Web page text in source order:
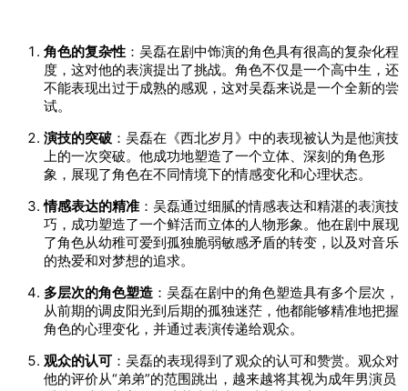
角色的复杂性 ：吴磊在剧中饰演的角色具有很高的复杂化程
度，这对他的表演提出了挑战。角色不仅是一个高中生，还
不能表现出过于成熟的感观，这对吴磊来说是一个全新的尝
试。
演技的突破 ：吴磊在《西北岁月》中的表现被认为是他演技
上的一次突破。他成功地塑造了一个立体、深刻的角色形
象，展现了角色在不同情境下的情感变化和心理状态。
情感表达的精准 ：吴磊通过细腻的情感表达和精湛的表演技
巧，成功塑造了一个鲜活而立体的人物形象。他在剧中展现
了角色从幼稚可爱到孤独脆弱敏感矛盾的转变，以及对音乐
的热爱和对梦想的追求。
多层次的角色塑造 ：吴磊在剧中的角色塑造具有多个层次，
从前期的调皮阳光到后期的孤独迷茫，他都能够精准地把握
角色的心理变化，并通过表演传递给观众。
观众的认可 ：吴磊的表现得到了观众的认可和赞赏。观众对
他的评价从“弟弟”的范围跳出，越来越将其视为成年男演员